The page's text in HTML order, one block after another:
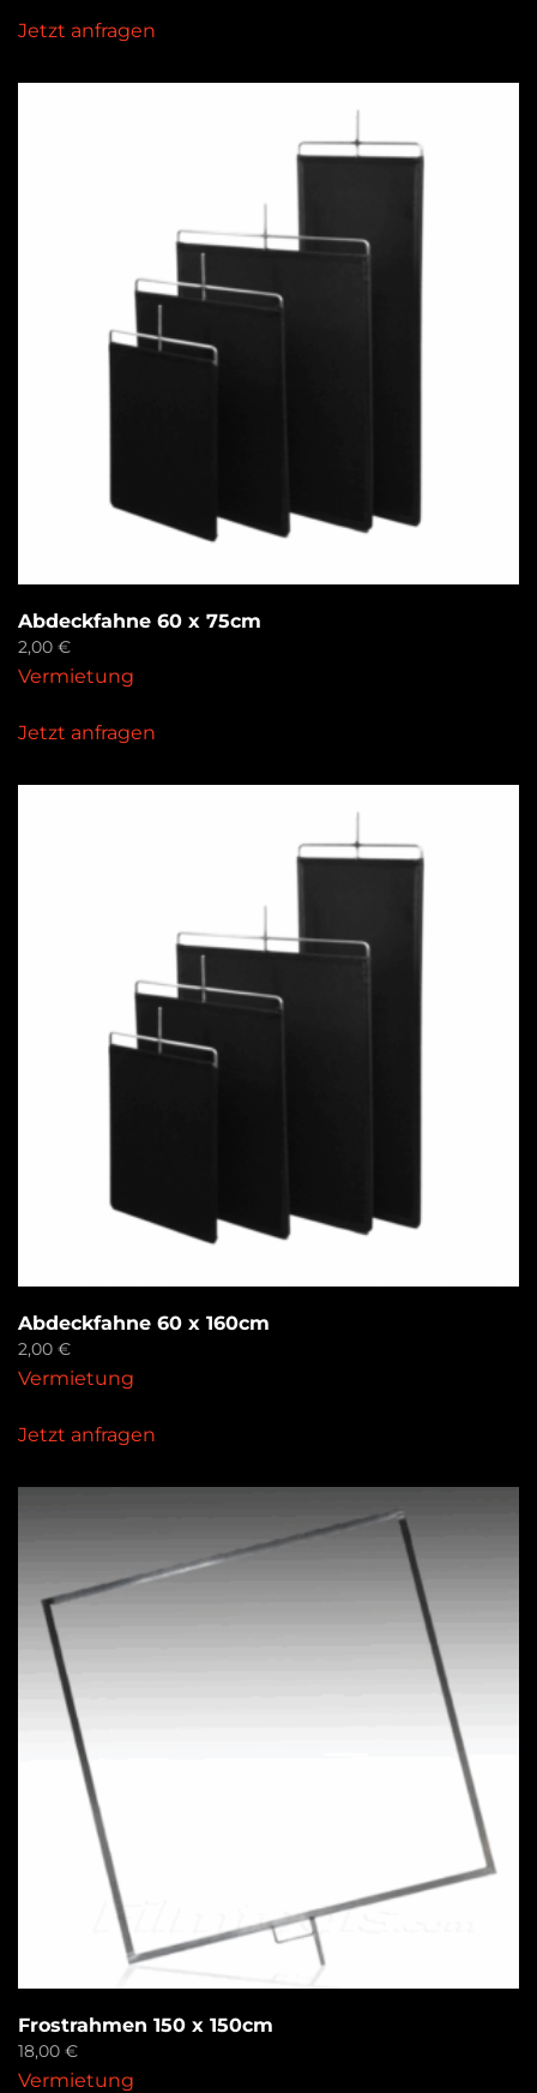
Jetzt anfragen
Abdeckfahne 60 x 75cm
2,00 €
Vermietung
Jetzt anfragen
Abdeckfahne 60 x 160cm
2,00 €
Vermietung
Jetzt anfragen
Frostrahmen 150 x 150cm
18,00 €
Vermietung